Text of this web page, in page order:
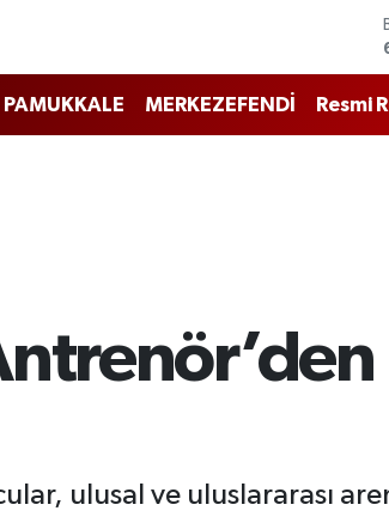
PAMUKKALE MERKEZEFENDİ Resmi
ulusal ve uluslararası